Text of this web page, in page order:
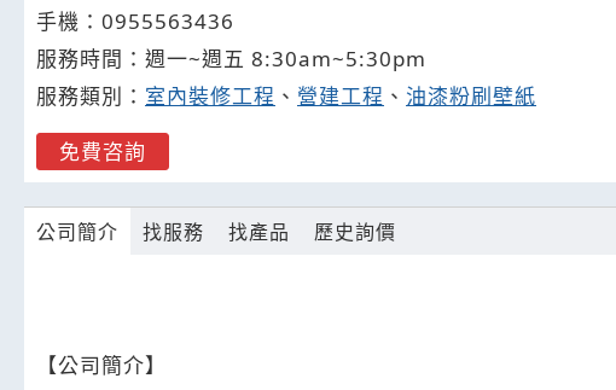
手機： 0955563436
服務時間：週一~週五 8:30am~5:30pm
服務類別： 室內裝修工程 、 營建工程 、 油漆粉刷壁紙
免費咨詢
公司簡介 找服務 找產品 歷史詢價
【公司簡介】